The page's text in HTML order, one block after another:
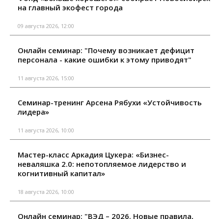
на главный экофест города
09 августа 2026, 12:00
Онлайн семинар: "Почему возникает дефицит
персонала - какие ошибки к этому приводят"
11 августа 2026, 15:00
Семинар-тренинг Арсена Рябухи «Устойчивость
лидера»
11 августа 2026, 10:00
Мастер-класс Аркадия Цукера: «Бизнес-
неваляшка 2.0: непотопляемое лидерство и
когнитивный капитал»
18 августа 2026, 10:00
Онлайн семинар: "ВЭД – 2026. Новые правила,